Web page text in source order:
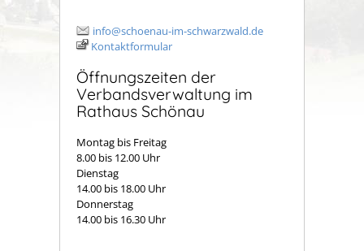
info@schoenau-im-schwarzwald.de
Kontaktformular
Öffnungszeiten der
Verbandsverwaltung im
Rathaus Schönau
Montag bis Freitag
8.00 bis 12.00 Uhr
Dienstag
14.00 bis 18.00 Uhr
Donnerstag
14.00 bis 16.30 Uhr